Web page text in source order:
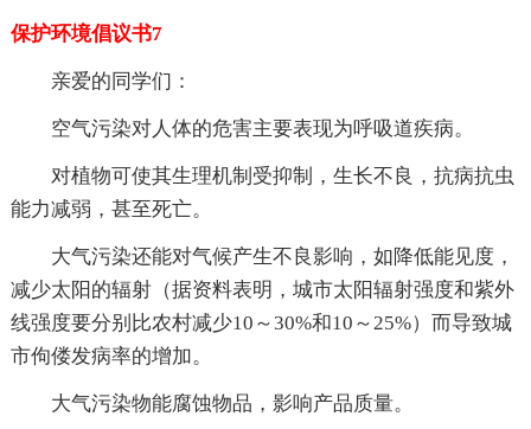
保护环境倡议书7
亲爱的同学们：
空气污染对人体的危害主要表现为呼吸道疾病。
对植物可使其生理机制受抑制，生长不良，抗病抗虫
能力减弱，甚至死亡。
大气污染还能对气候产生不良影响，如降低能见度，
减少太阳的辐射（据资料表明，城市太阳辐射强度和紫外
线强度要分别比农村减少10～30%和10～25%）而导致城
市佝偻发病率的增加。
大气污染物能腐蚀物品，影响产品质量。